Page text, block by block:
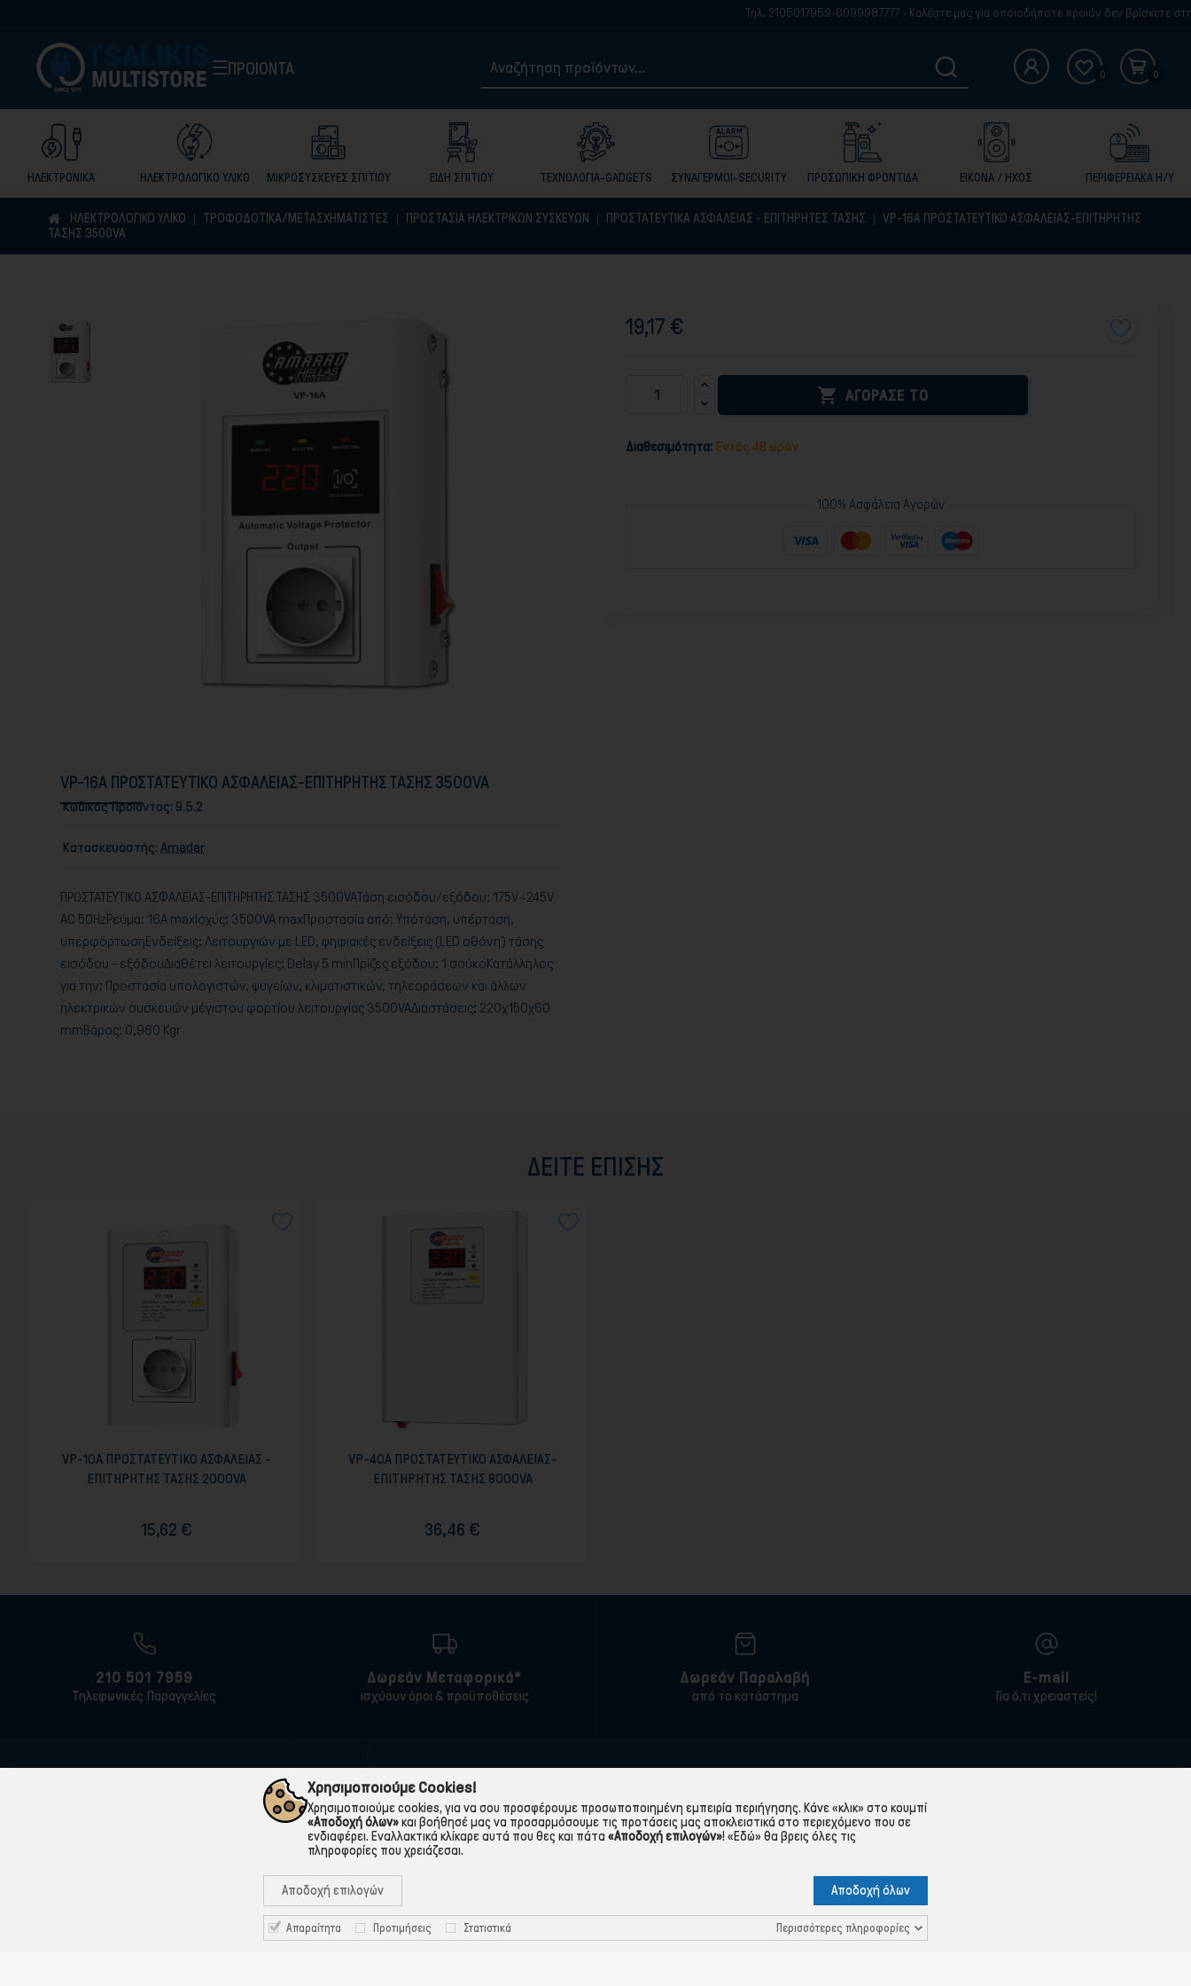
Τηλ. 2105017959-6999987777 - Καλέστε μας για οποιοδήποτε προιόν δεν βρίσκετε στην
ΠΡΟΙΟΝΤΑ 0 0
ΕΙΔΗ ΣΠΙΤΙΟΥ ΕΙΚΟΝΑ / ΗΧΟΣ
ΗΛΕΚΤΡΟΛΟΓΙΚΟ ΥΛΙΚΟ
ΗΛΕΚΤΡΟΝΙΚΑ ΜΙΚΡΟΣΥΣΚΕΥΕΣ ΣΠΙΤΙΟΥ ΠΕΡΙΦΕΡΕΙΑΚΑ Η/Υ
ΠΡΟΣΩΠΙΚΗ ΦΡΟΝΤΙΔΑ
ΣΥΝΑΓΕΡΜΟΙ-SECURITY
ΤΕΧΝΟΛΟΓΙΑ-GADGETS
ΗΛΕΚΤΡΟΛΟΓΙΚΟ ΥΛΙΚΟ ΤΡΟΦΟΔΟΤΙΚΑ/ΜΕΤΑΣΧΗΜΑΤΙΣΤΕΣ ΠΡΟΣΤΑΣΙΑ ΗΛΕΚΤΡΙΚΩΝ ΣΥΣΚΕΥΩΝ ΠΡΟΣΤΑΤΕΥΤΙΚΑ ΑΣΦΑΛΕΙΑΣ - ΕΠΙΤΗΡΗΤΕΣ ΤΑΣΗΣ
VP-16A ΠΡΟΣΤΑΤΕΥΤΙΚΟ ΑΣΦΑΛΕΙΑΣ-ΕΠΙΤΗΡΗΤΗΣ
ΤΑΣΗΣ 3500VA
VP-16A ΠΡΟΣΤΑΤΕΥΤΙΚΟ ΑΣΦΑΛΕΙΑΣ-ΕΠΙΤΗΡΗΤΗΣ ΤΑΣΗΣ 3500VA
Κωδικός Προϊόντος: 9.5.2
Κατασκευαστής: Amadar
ΠΡΟΣΤΑΤΕΥΤΙΚΟ ΑΣΦΑΛΕΙΑΣ-ΕΠΙΤΗΡΗΤΗΣ ΤΑΣΗΣ 3500VAΤάση εισόδου/εξόδου: 175V~245V
AC 50HzΡεύμα: 16A maxΙσχύς: 3500VA maxΠροστασία από: Yπόταση, υπέρταση,
υπερφόρτωσηΕνδείξεις: Λειτουργιών με LED, ψηφιακές ενδείξεις (LED οθόνη) τάσης
εισόδου - εξόδουΔιαθέτει λειτουργίες: Delay 5 minΠρίζες εξόδου: 1 σούκοΚατάλληλος
για την: Προστασία υπολογιστών, ψυγείων, κλιματιστικών, τηλεοράσεων και άλλων
ηλεκτρικών συσκευών μέγιστου φορτίου λειτουργίας 3500VAΔιαστάσεις: 220χ150χ60
mmΒάρος: 0,960 Kgr
19,17 €
 ΑΓΟΡΑΣΕ ΤΟ
Διαθεσιμότητα: Εντός 48 ωρών
100% Ασφάλεια Αγορών
ΔΕΊΤΕ ΕΠΊΣΗΣ
VP-10A ΠΡΟΣΤΑΤΕΥΤΙΚΟ ΑΣΦΑΛΕΙΑΣ -
ΕΠΙΤΗΡΗΤΗΣ ΤΑΣΗΣ 2000VA
15,62 €
VP-40A ΠΡΟΣΤΑΤΕΥΤΙΚΟ ΑΣΦΑΛΕΙΑΣ-
ΕΠΙΤΗΡΗΤΗΣ ΤΑΣΗΣ 8000VA
36,46 €
210 501 7959
Τηλεφωνικές Παραγγελίες
Δωρεάν Μεταφορικά*
ισχύουν όροι & προϋποθέσεις
Δωρεάν Παραλαβή
από το κατάστημα
E-mail
Για ό,τι χρειαστείς!
ΠΛΗΡΟΦΟΡΙΕΣ
Η εταιρεία
Όροι Χρήσης
Τρόποι Παραγγελίας
Πολιτική Απορρήτου
Προστασία Προσωπικών Δεδομένων
Λογαριασμός
Χρησιμοποιούμε Cookies!
Χρησιμοποιούμε cookies, για να σου προσφέρουμε προσωποποιημένη εμπειρία περιήγησης. Κάνε «κλικ» στο κουμπί
«Αποδοχή όλων»και βοήθησέ μας να προσαρμόσουμε τις προτάσεις μας αποκλειστικά στο περιεχόμενο που σε
ενδιαφέρει. Εναλλακτικά κλίκαρε αυτά που θες και πάτα «Αποδοχή επιλογών»! «Εδώ» θα βρεις όλες τις
πληροφορίες που χρειάζεσαι.
Αποδοχή επιλογών Αποδοχή όλων
Απαραίτητα Προτιμήσεις Στατιστικά Περισσότερες πληροφορίες